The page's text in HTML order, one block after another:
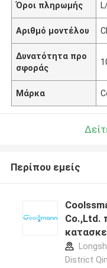
Όροι πληρωμής
Αριθμό μοντέλου
Δυνατότητα προ
σφοράς
Μάρκα
Περίπου εμείς
Co.,Ltd.
District